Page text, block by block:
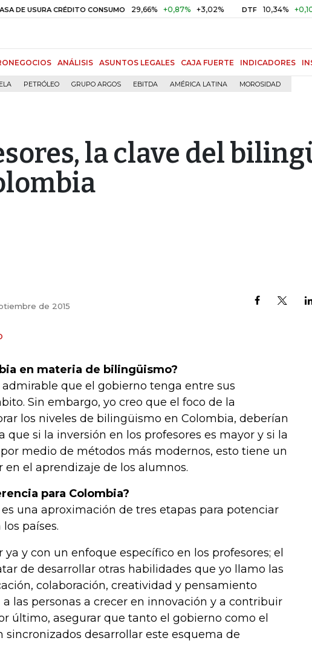
CRÉDITO CONSUMO 29,66% +0,87% +3,02% DTF 10,34% +0,10%
ANÁLISIS ASUNTOS LEGALES CAJA FUERTE INDICADORES
PETRÓLEO GRUPO ARGOS EBITDA AMÉRICA LATINA MOROSIDAD
la clave del
de 2015
en materia de bilingüismo?
admirable que el gobierno tenga entre sus
Sin embargo, yo creo que el foco de la
los niveles de bilingüismo en Colombia, deberían
que si la inversión en los profesores es mayor y si la
medio de métodos más modernos, esto tiene un
el aprendizaje de los alumnos.
para Colombia?
una aproximación de tres etapas para potenciar
países.
y con un enfoque específico en los profesores; el
de desarrollar otras habilidades que yo llamo las
colaboración, creatividad y pensamiento
las personas a crecer en innovación y a contribuir
último, asegurar que tanto el gobierno como el
sincronizados desarrollar este esquema de